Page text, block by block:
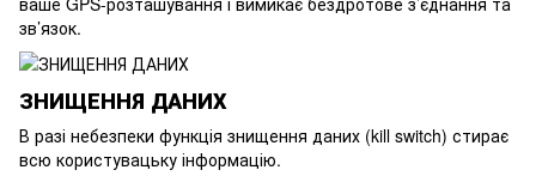
зв’язок.
ЗНИЩЕННЯ ДАНИХ
В разі небезпеки функція знищення даних (kill switch) стирає
всю користувацьку інформацію.